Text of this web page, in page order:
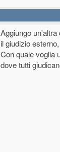
Aggiungo
il giudizio
Con quale voglia
dove tutti